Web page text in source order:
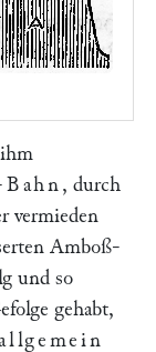
, durch
vermieden
Amboß-
und so
gehabt,